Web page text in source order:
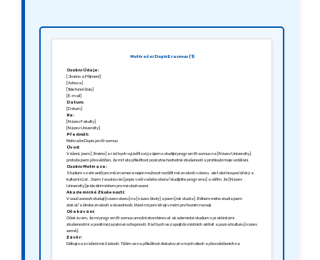
Motivační Dopis Erasmus (1)
Osobní Údaje:
[Jméno a Příjmení]
[Adresa]
[Telefonní číslo]
[E-mail]
Datum:
[Datum]
Na:
[Název Fakulty]
[Název Univerzity]
Předmět:
Motivační Dopis pro Erasmus
Úvod:
Vážení, jsem [Jméno] a rád bych vyjádřil svůj zájem o studijní program Erasmus na [Název Univerzity],
protože jsem přesvědčen, že mi tato příležitost poskytne hodnotné zkušenosti a prohloubí moje vzdělání.
Osobní Motivace:
Studium v zahraničí pro mě znamená nejen možnost rozšířit mé znalosti v oboru, ale také hospodářský a
kulturní růst. Jsem fascinován [popis vaší vašeho oboru/studijního programu] a věřím, že [Název
Univerzity] je ideální místem pro mé obohacení.
Akademické Zkušenosti:
V současnosti studuji [název oboru] na [název školy] a jsem [rok studia]. Během mého studia jsem
získal/a široké znalosti a dovednosti, které mi pomáhají v mém profesním rozvoji.
Očekávání:
Očekávám, že mi program Erasmus umožní zkombinovat akademické studium s praktickými
zkušenostmi a posílí mé jazykové schopnosti. Rád bych se zapojil do místních aktivit a poznal kulturu [název
země].
Závěr:
Děkuji za zvážení mé žádosti. Těším se na příležitost diskutovat o mých cílech a přesvědčeních na